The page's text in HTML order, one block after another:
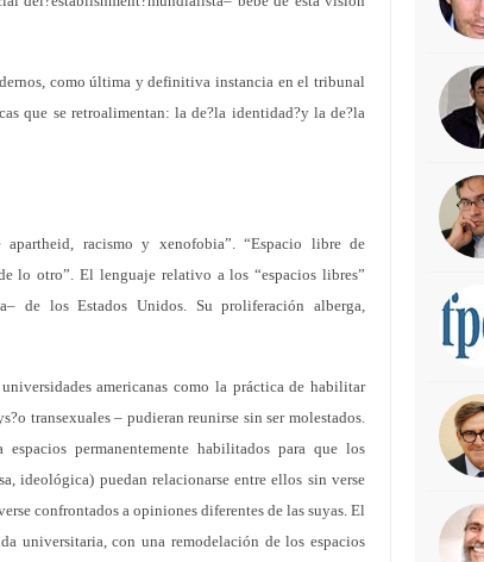
como última y definitiva instancia en el tribunal
que se retroalimentan: la de?la identidad?y la de?la
racismo y xenofobia”. “Espacio libre de
lo otro”. El lenguaje relativo a los “espacios libres”
de los Estados Unidos. Su proliferación alberga,
americanas como la práctica de habilitar
transexuales – pudieran reunirse sin ser molestados.
permanentemente habilitados para que los
ideológica) puedan relacionarse entre ellos sin verse
confrontados a opiniones diferentes de las suyas. El
universitaria, con una remodelación de los espacios